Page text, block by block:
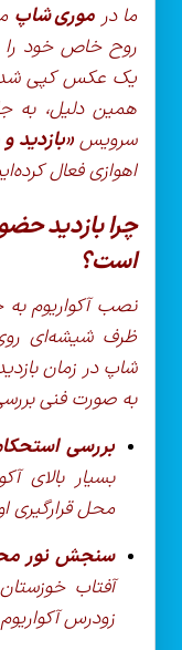
ما در موری شاپ
روح خاص خود را
یک عکس کپی شده)
همین دلیل، به
سرویس«بازدید
اهوازی فعال
چرا بازدید
است؟
نصب آکواریوم
ظرف شیشه‌ای
شاپ در زمان
به صورت فنی
بررسی
بسیار بالای
محل قرارگیری
سنجش نور
آفتاب
زودرس